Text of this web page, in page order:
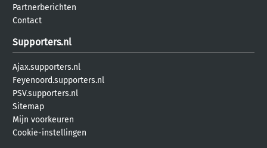
Partnerberichten
Contact
Supporters.nl
Ajax.supporters.nl
Feyenoord.supporters.nl
PSV.supporters.nl
Sitemap
Mijn voorkeuren
Cookie-instellingen